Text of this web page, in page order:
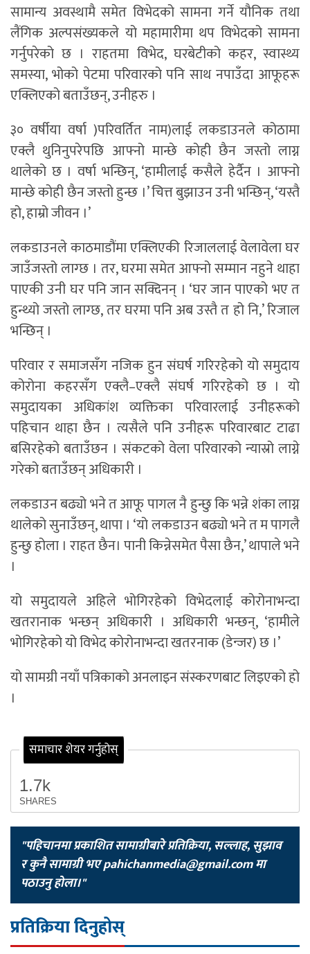
सामान्य अवस्थामै समेत विभेदको सामना गर्ने यौनिक तथा
लैंगिक अल्पसंख्यकले यो महामारीमा थप विभेदको सामना
गर्नुपरेको छ । राहतमा विभेद, घरबेटीको कहर, स्वास्थ्य
समस्या, भोको पेटमा परिवारको पनि साथ नपाउँदा आफूहरू
एक्लिएको बताउँछन्, उनीहरु ।
३० वर्षीया वर्षा )परिवर्तित नाम)लाई लकडाउनले कोठामा
एक्लै थुनिनुपरेपछि आफ्नो मान्छे कोही छैन जस्तो लाग्न
थालेको छ । वर्षा भन्छिन्, ‘हामीलाई कसैले हेर्दैन । आफ्नो
मान्छे कोही छैन जस्तो हुन्छ ।’ चित्त बुझाउन उनी भन्छिन्, ‘यस्तै
हो, हाम्रो जीवन ।’
लकडाउनले काठमाडौंमा एक्लिएकी रिजाललाई वेलावेला घर
जाउँजस्तो लाग्छ । तर, घरमा समेत आफ्नो सम्मान नहुने थाहा
पाएकी उनी घर पनि जान सक्दिनन् । ‘घर जान पाएको भए त
हुन्थ्यो जस्तो लाग्छ, तर घरमा पनि अब उस्तै त हो नि,’ रिजाल
भन्छिन् ।
परिवार र समाजसँग नजिक हुन संघर्ष गरिरहेको यो समुदाय
कोरोना कहरसँग एक्लै–एक्लै संघर्ष गरिरहेको छ । यो
समुदायका अधिकांश व्यक्तिका परिवारलाई उनीहरूको
पहिचान थाहा छैन । त्यसैले पनि उनीहरू परिवारबाट टाढा
बसिरहेको बताउँछन । संकटको वेला परिवारको न्यास्रो लाग्ने
गरेको बताउँछन् अधिकारी ।
लकडाउन बढ्यो भने त आफू पागल नै हुन्छु कि भन्ने शंका लाग्न
थालेको सुनाउँछन्, थापा । ‘यो लकडाउन बढ्यो भने त म पागलै
हुन्छु होला । राहत छैन। पानी किन्नेसमेत पैसा छैन,’ थापाले भने
।
यो समुदायले अहिले भोगिरहेको विभेदलाई कोरोनाभन्दा
खतरानाक भन्छन् अधिकारी । अधिकारी भन्छन्, ‘हामीले
भोगिरहेको यो विभेद कोरोनाभन्दा खतरनाक (डेन्जर) छ ।’
यो सामग्री नयाँ पत्रिकाको अनलाइन संस्करणबाट लिइएको हो
।
समाचार शेयर गर्नुहोस्
1.7k
SHARES
"पहिचानमा प्रकाशित सामाग्रीबारे प्रतिक्रिया, सल्लाह, सुझाव
र कुनै सामाग्री भएpahichanmedia@gmail.comमा
पठाउनु होला।"
प्रतिक्रिया दिनुहोस्